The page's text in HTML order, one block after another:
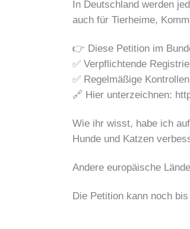
In Deutschland werden
auch für Tierheime,
👉 Diese Petition im
✅ Verpflichtende
✅ Regelmäßige
🔗 Hier unterzeichnen:
Wie ihr wisst, habe ich
Hunde und Katzen
Andere europäische
Die Petition kann noch